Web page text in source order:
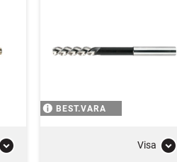
BEST.VARA
Visa